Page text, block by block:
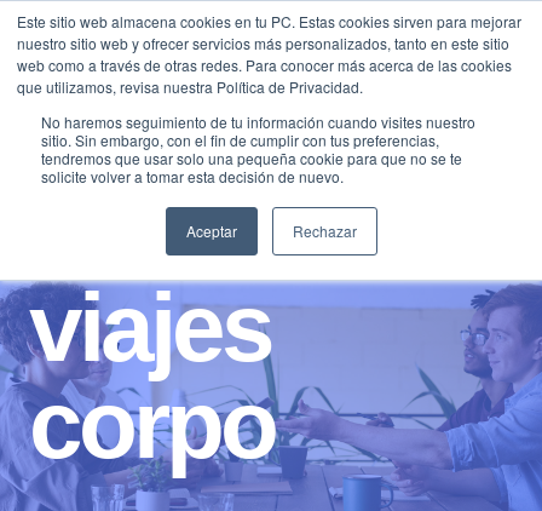
Este sitio web almacena cookies en tu PC. Estas cookies sirven para mejorar
nuestro sitio web y ofrecer servicios más personalizados, tanto en este sitio
web como a través de otras redes. Para conocer más acerca de las cookies
que utilizamos, revisa nuestra Política de Privacidad.
No haremos seguimiento de tu información cuando visites nuestro
sitio. Sin embargo, con el fin de cumplir con tus preferencias,
tendremos que usar solo una pequeña cookie para que no se te
solicite volver a tomar esta decisión de nuevo.
Aceptar Rechazar
Saltar
contenido
viajes
corpo
Traducir »